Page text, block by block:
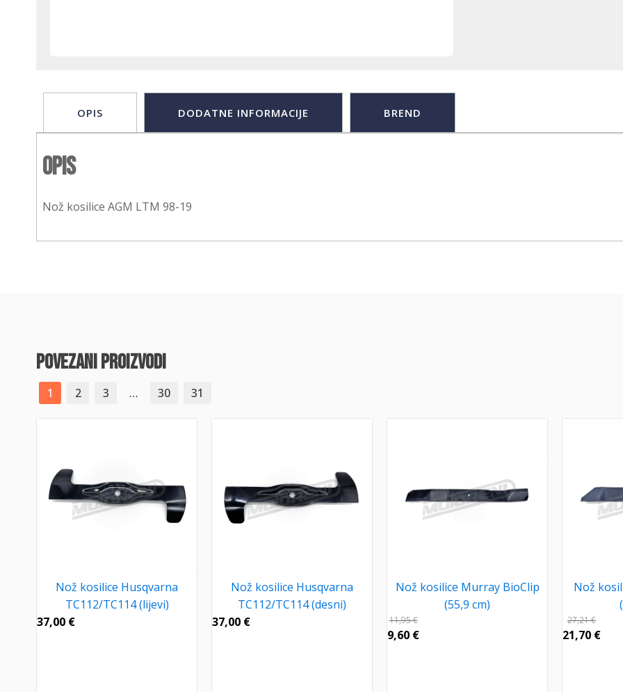
OPIS DODATNE INFORMACIJE BREND
Opis
Nož kosilice AGM LTM 98-19
povezani proizvodi
1 2 3 … 30 31
Nož kosilice Husqvarna
TC112/TC114 (lijevi)
37,00 €
Nož kosilice Husqvarna
TC112/TC114 (desni)
37,00 €
Nož kosilice Murray BioClip
(55,9 cm)
11,95€
9,60 €
Nož
27,21€
21,70 €